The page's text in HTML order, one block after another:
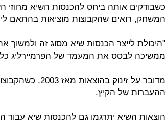
כשבודקים אותה ביחס להכנסות השיא מחוזי
המשחק, רואים שהקבוצות מוציאות בהתאם
"היכולת לייצר הכנסות שיא מסוג זה ולמשוך
ממשיכה לבסס את המעמד של הפרמיירליג
ההעברות של הקיץ.
הוצאות השיא יתרגמו גם להכנסות שיא עבור